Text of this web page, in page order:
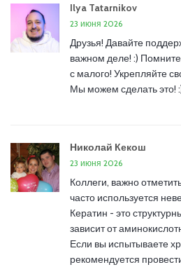
Ilya Tatarnikov
23 июня 2026
Друзья! Давайте
важном деле! :)
с малого! Укрепляйте
Мы можем сделать это!
Николай Кекош
23 июня 2026
Коллеги, важно
часто используется
Кератин - это
зависит от
Если вы испытываете
рекомендуется